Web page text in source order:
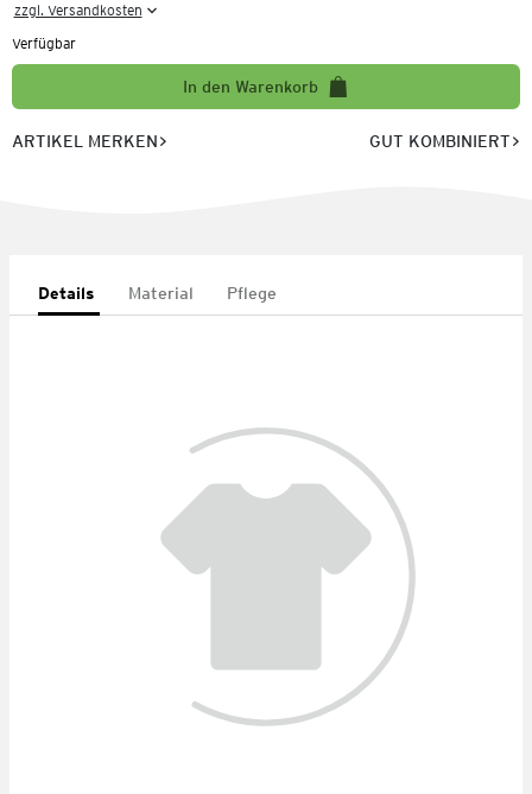
zzgl. Versandkosten
Verfügbar
In den Warenkorb
ARTIKEL MERKEN GUT KOMBINIERT
Details Material Pflege